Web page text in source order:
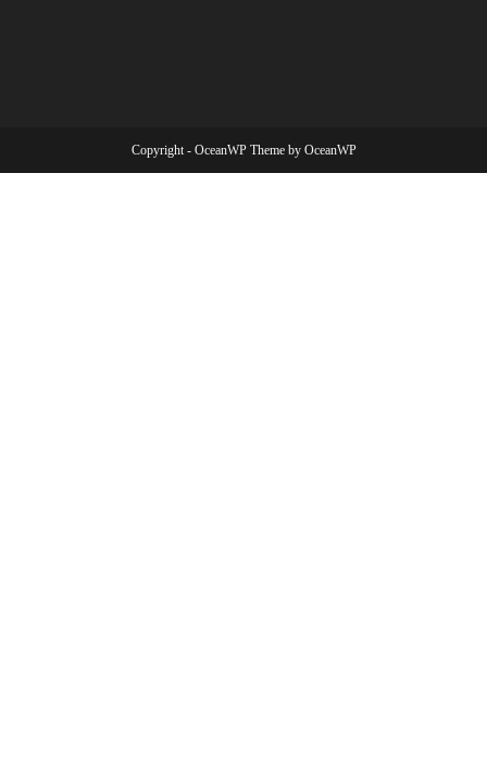
Copyright - OceanWP Theme by OceanWP